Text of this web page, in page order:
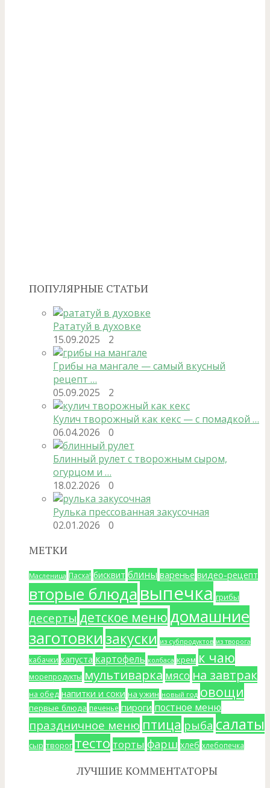
ПОПУЛЯРНЫЕ СТАТЬИ
Рататуй в духовке
15.09.2025
2
Грибы на мангале — самый вкусный
рецепт …
05.09.2025
2
Кулич творожный как кекс — с помадкой …
06.04.2026
0
Блинный рулет с творожным сыром,
огурцом и …
18.02.2026
0
Рулька прессованная закусочная
02.01.2026
0
МЕТКИ
Масленица Пасха! бисквит блины варенье видео-рецепт
вторые блюдавыпечка грибы
десерты детское меню домашние
заготовкизакуски из субпродуктов из творога
кабачки капуста картофель колбаса крем к чаю
морепродукты мультиварка мясо на завтрак
на обед напитки и соки на ужин новый год овощи
первые блюда печенье пироги постное меню
праздничное меню птица рыба салаты
сыр творог тесто торты фарш хлеб хлебопечка
ЛУЧШИЕ КОММЕНТАТОРЫ